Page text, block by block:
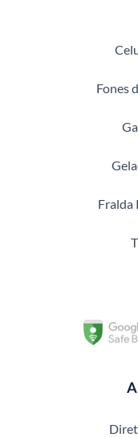
Fones
Fralda